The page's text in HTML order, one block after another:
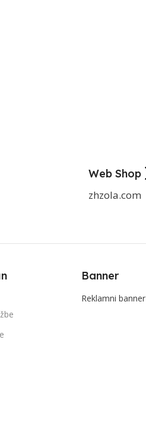
Web Shop
zhzola.com
Banner
Reklamni banner